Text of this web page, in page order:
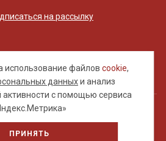
использование файловcookie,
данныхи анализ
активности с помощью сервиса
ПРИНЯТЬ
на рассылку
публичной
данных